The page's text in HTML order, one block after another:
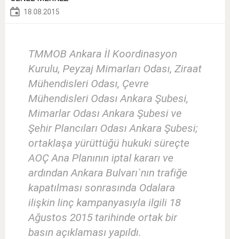
18.08.2015
TMMOB Ankara İl Koordinasyon
Kurulu, Peyzaj Mimarları Odası, Ziraat
Mühendisleri Odası, Çevre
Mühendisleri Odası Ankara Şubesi,
Mimarlar Odası Ankara Şubesi ve
Şehir Plancıları Odası Ankara Şubesi;
ortaklaşa yürüttüğü hukuki süreçte
AOÇ Ana Planının iptal kararı ve
ardından Ankara Bulvarı`nın trafiğe
kapatılması sonrasında Odalara
ilişkin linç kampanyasıyla ilgili 18
Ağustos 2015 tarihinde ortak bir
basın açıklaması yapıldı.